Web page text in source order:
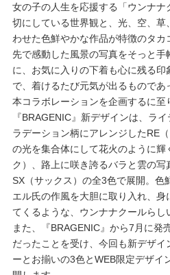
よくあるご質問
女の子の人生を応援する「ウンナ
切にしている世界観と、光、空、
わせた色鮮やかな作品が特徴のタ
先で感動した風景の写真をそっと手
に、お気に入りの下着も心に残る印
で、着けるたび元気が出るものであ
本コラボレーションを企画するに至
『BRAGENIC』新デザインは、ラ
ラデーション柄にアレンジしたRE
の光を集合体にして花火のように輝
ク）、路上に咲き誇るバラと雲の写
SX（サックス）の全3色で展開。色
エル氏の作風を大胆に取り入れ、
てくるような、ウンナナクールらし
また、『BRAGENIC』から7月に発
だったことを受け、今回も新デザ
ーとお揃いの3色とWEB限定デザイ